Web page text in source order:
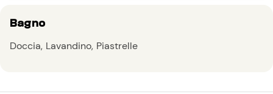
Bagno
Doccia Lavandino Piastrelle